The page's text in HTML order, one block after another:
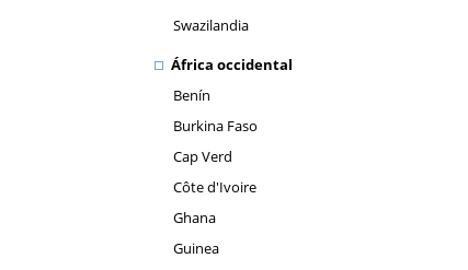
Swazilandia
África occidental
Benín
Burkina Faso
Cap Verd
Côte d'Ivoire
Ghana
Guinea